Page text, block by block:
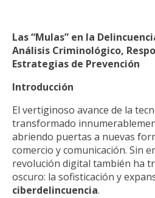
Las “Mulas” en la
Análisis Criminológico,
Estrategias de Prevención
Introducción
El vertiginoso avance de la
transformado
abriendo puertas a nuevas
comercio y comunicación. Sin
revolución digital también ha
oscuro: la sofisticación y
ciberdelincuencia.